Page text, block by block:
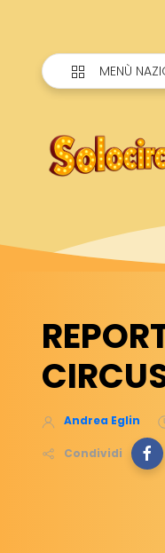
MENÙ
Andrea Eglin
Condividi